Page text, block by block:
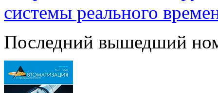
системы реального
Последний вышедший